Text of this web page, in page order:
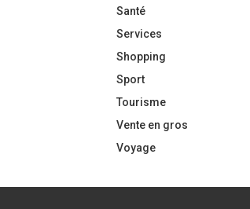
Santé
Services
Shopping
Sport
Tourisme
Vente en gros
Voyage